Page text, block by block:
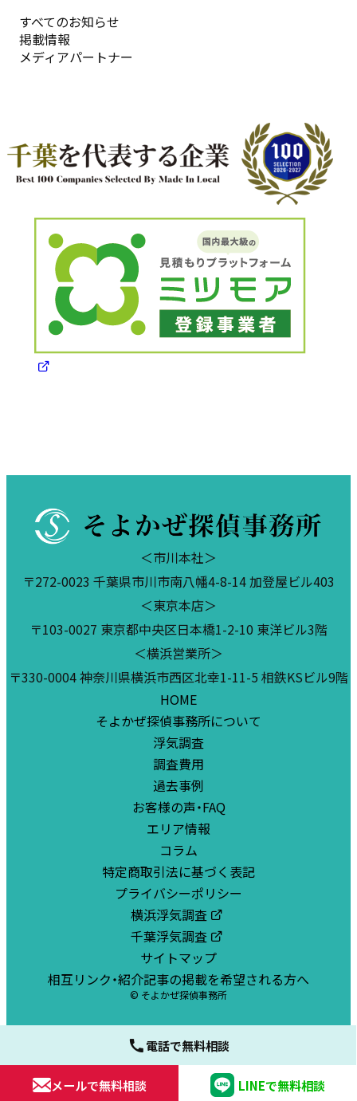
すべてのお知らせ
掲載情報
メディアパートナー
＜市川本社＞
〒272-0023 千葉県市川市南八幡4-8-14 加登屋ビル403
＜東京本店＞
〒103-0027 東京都中央区日本橋1-2-10 東洋ビル3階
＜横浜営業所＞
〒330-0004 神奈川県横浜市西区北幸1-11-5 相鉄KSビル9階
HOME
そよかぜ探偵事務所について
浮気調査
調査費用
過去事例
お客様の声・FAQ
エリア情報
コラム
特定商取引法に基づく表記
プライバシーポリシー
横浜浮気調査
千葉浮気調査
サイトマップ
相互リンク・紹介記事の掲載を希望される方へ
© そよかぜ探偵事務所
電話で無料相談
メールで無料相談 LINEで無料相談